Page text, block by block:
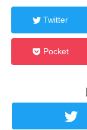
Twitter
Pocket